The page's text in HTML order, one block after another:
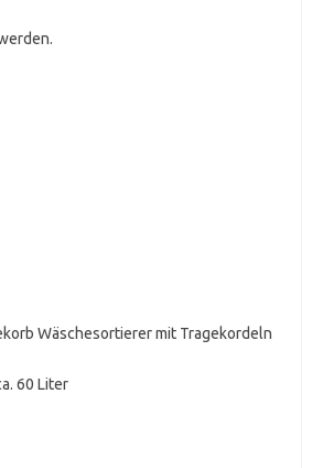
Wäschesortierer mit Tragekordeln
60 Liter